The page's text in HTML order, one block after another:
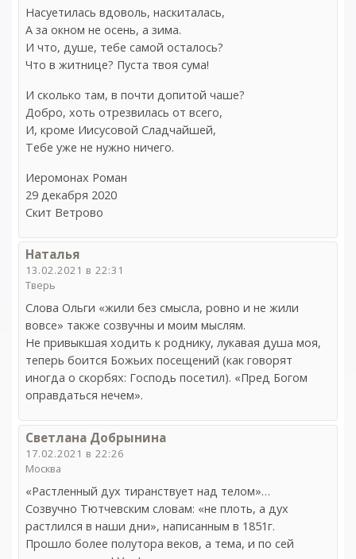
Насуетилась вдоволь, наскиталась,
А за окном не осень, а зима.
И что, душе, тебе самой осталось?
Что в житнице? Пуста твоя сума!
И сколько там, в почти допитой чаше?
Добро, хоть отрезвилась от всего,
И, кроме Иисусовой Сладчайшей,
Тебе уже не нужно ничего.
Иеромонах Роман
29 декабря 2020
Скит Ветрово
Наталья
13.02.2021 в 22:31
Тверь
Слова Ольги «жили без смысла, ровно и не жили
вовсе» также созвучны и моим мыслям.
Не привыкшая ходить к роднику, лукавая душа моя,
теперь боится Божьих посещений (как говорят
иногда о скорбях: Господь посетил). «Пред Богом
оправдаться нечем».
Светлана Добрынина
17.02.2021 в 22:26
Москва
«Растленный дух тиранствует над телом»…
Созвучно Тютчевским словам: «не плоть, а дух
растлился в наши дни», написанным в 1851г.
Прошло более полутора веков, а тема, и по сей